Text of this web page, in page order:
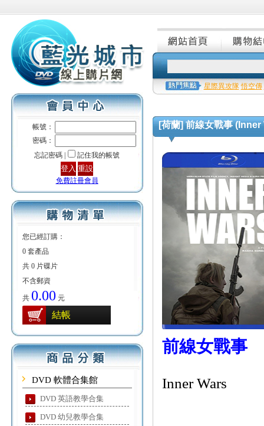
帳號：
密碼：
忘記密碼 |
記住我的帳號
免費註冊會員
您已經訂購：
0 套產品
共 0 片碟片
不含郵資
共 0.00 元
結帳
DVD 軟體合集館
DVD 英語教學合集
DVD 幼兒教學合集
星際異攻隊 悟空傳
[荷蘭] 前線女戰事 (Inner
前線女戰事
Inner Wars